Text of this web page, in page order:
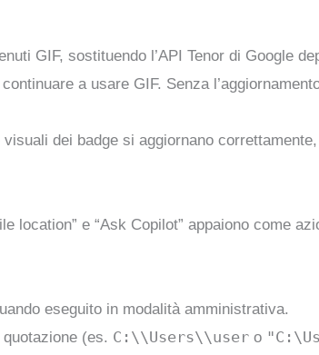
GIF, sostituendo l’API Tenor di Google
a usare GIF. Senza
dei badge si aggiornano
location” e “Ask Copilot” appaiono come
eseguito in modalità amministrativa.
(es. C:\\Users\\usero